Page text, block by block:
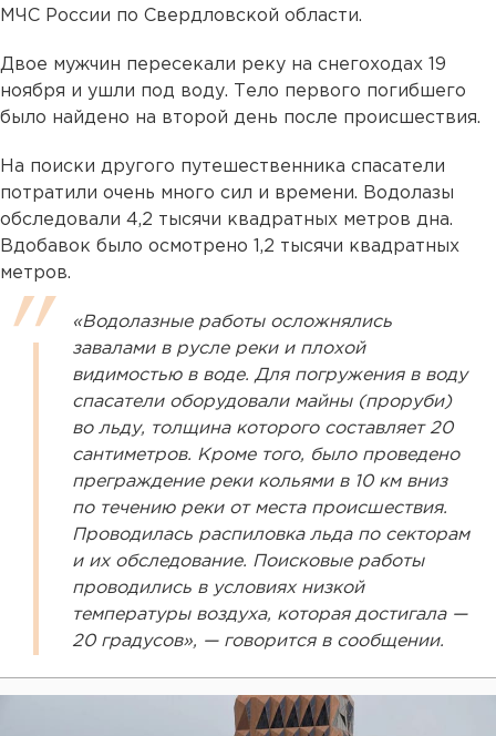
МЧС России по Свердловской области.
Двое мужчин пересекали реку на снегоходах 19
ноября и ушли под воду. Тело первого погибшего
было найдено на второй день после происшествия.
На поиски другого путешественника спасатели
потратили очень много сил и времени. Водолазы
обследовали 4,2 тысячи квадратных метров дна.
Вдобавок было осмотрено 1,2 тысячи квадратных
метров.
«Водолазные работы осложнялись
завалами в русле реки и плохой
видимостью в воде. Для погружения в воду
спасатели оборудовали майны (проруби)
во льду, толщина которого составляет 20
сантиметров. Кроме того, было проведено
преграждение реки кольями в 10 км вниз
по течению реки от места происшествия.
Проводилась распиловка льда по секторам
и их обследование. Поисковые работы
проводились в условиях низкой
температуры воздуха, которая достигала —
20 градусов», — говорится в сообщении.